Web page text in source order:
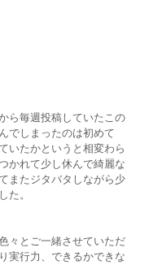
ら毎週投稿していたこの
でしまったのは初めて
いたかというと相変わら
かれて少し休んで綺麗な
またジタバタしながら少
た。
々とご一緒させていただ
実行力、できるかできな